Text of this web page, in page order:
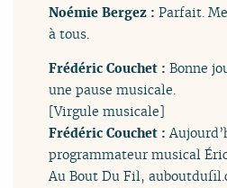
Noémie Bergez :Parfait.
à tous.
Frédéric Couchet :Bonne
une pause musicale.
[Virgule musicale]
Frédéric Couchet :
programmateur musical
Au Bout Du Fil,